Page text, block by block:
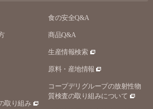
取り組み
食の安全Q&A
商品Q&A
生産情報検索
原料・産地情報
コープデリグループの放射性物
質検査の取り組みについて